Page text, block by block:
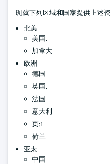
现就下列区域和国家提供上述
北美
美国.
加拿大
欧洲
德国
英国.
法国
意大利
页:1
荷兰
亚太
中国